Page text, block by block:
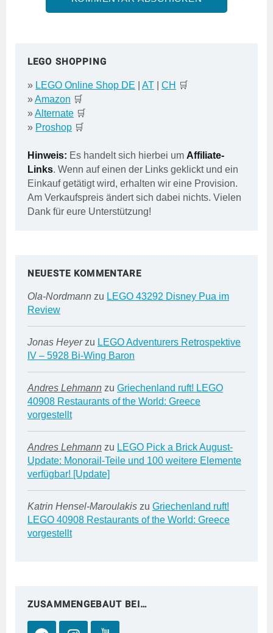
LEGO SHOPPING
» LEGO Online Shop DE AT CH 🛒
»Amazon 🛒
»Alternate 🛒
» Proshop 🛒
Hinweis: Es handelt sich hierbei um Affiliate-
Links. Wenn auf einen der Links geklickt und ein
Einkauf getätigt wird, erhalten wir eine Provision.
Am Verkaufspreis ändert sich dabei nichts. Vielen
Dank für eure Unterstützung!
NEUESTE KOMMENTARE
Ola-Nordmann zu LEGO 43292 Disney Pua im
Review
Jonas Heyerzu LEGO Adventurers Retrospektive
IV – 5928 Bi-Wing Baron
Andres Lehmann zu Griechenland ruft! LEGO
40908 Restaurants of the World: Greece
vorgestellt
Andres Lehmann zu LEGO Pick a Brick August-
Update: Monorail-Teile und 100 weitere Elemente
verfügbar! [Update]
Katrin Hensel-Maroulakis zu Griechenland ruft!
LEGO 40908 Restaurants of the World: Greece
vorgestellt
ZUSAMMENGEBAUT BEI…